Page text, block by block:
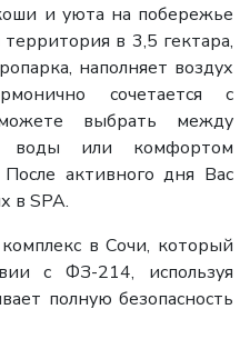
и уюта на побережье
в 3,5 гектара,
наполняет воздух
сочетается с
выбрать между
воды или комфортом
После активного дня Вас
в SPA.
в Сочи, который
с ФЗ-214, используя
полную безопасность